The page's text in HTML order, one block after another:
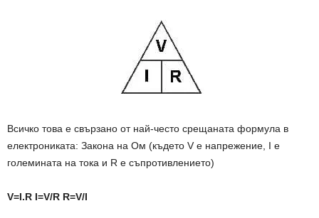
Всичко това е свързано от най-често срещаната формула в
електрониката: Закона на Ом (където V е напрежение, I е
големината на тока и R е съпротивлението)
V=I.R I=V/R R=V/I